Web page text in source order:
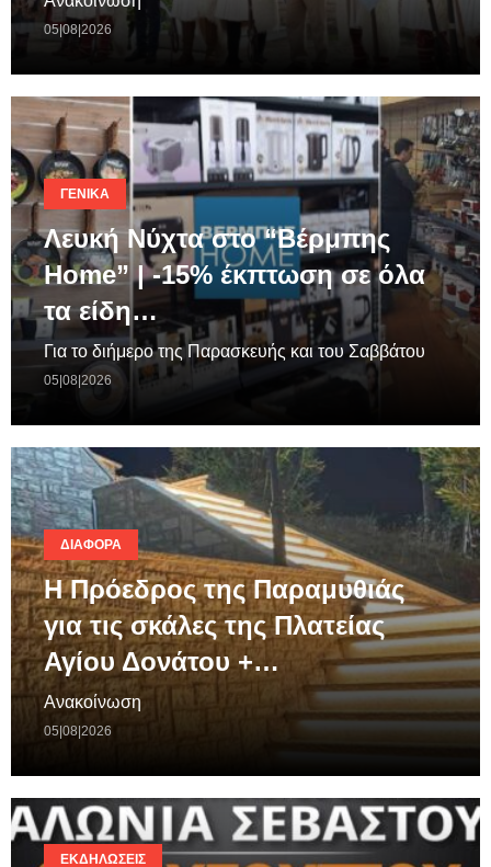
05|08|2026
ΓΕΝΙΚΆ
Λευκή Νύχτα στο “Βέρμπης
Home” | -15% έκπτωση σε όλα
τα είδη…
Για το διήμερο της Παρασκευής και του Σαββάτου
05|08|2026
ΔΙΆΦΟΡΑ
Η Πρόεδρος της Παραμυθιάς
για τις σκάλες της Πλατείας
Αγίου Δονάτου +…
Ανακοίνωση
05|08|2026
ΕΚΔΗΛΏΣΕΙΣ